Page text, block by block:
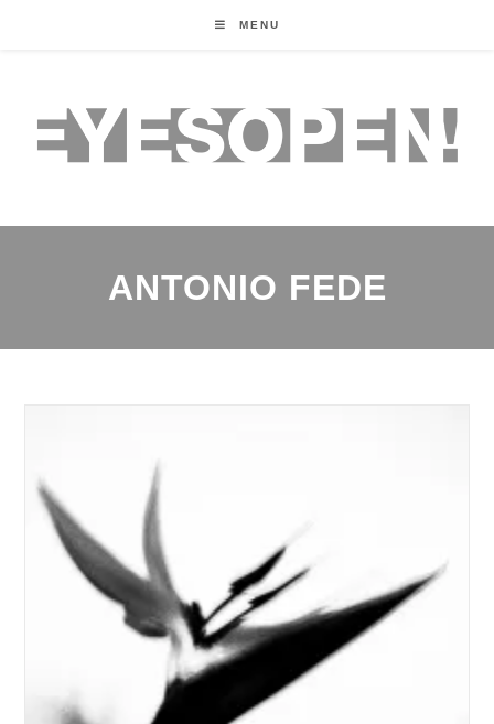
MENU
ANTONIO FEDE